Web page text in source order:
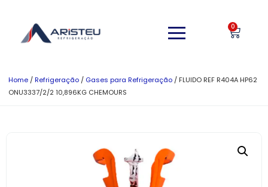
0
Home /Refrigeração / Gases para Refrigeração / FLUIDO REF R404A HP62
ONU3337/2/2 10,896KG CHEMOURS